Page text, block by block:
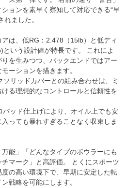
ョンを素早く察知して対応できる“早
れました。
は、低RG：2.478（15lb）と低ディ
いう設計値が特長です。 これによ
を生みつつ、バックエンドではアー
ーションを描きます。
リッドカバーとの組み合わせは、ミ
る理想的なコントロールと信頼性を
ッド仕上げにより、オイル上でも安
っても暴れすぎることなく収束しま
能」「どんなタイプのボウラーにも
マーク」と高評価。 とくにスポーツ
の高い環境下で、早期に安定した転
戦略を可能にします。